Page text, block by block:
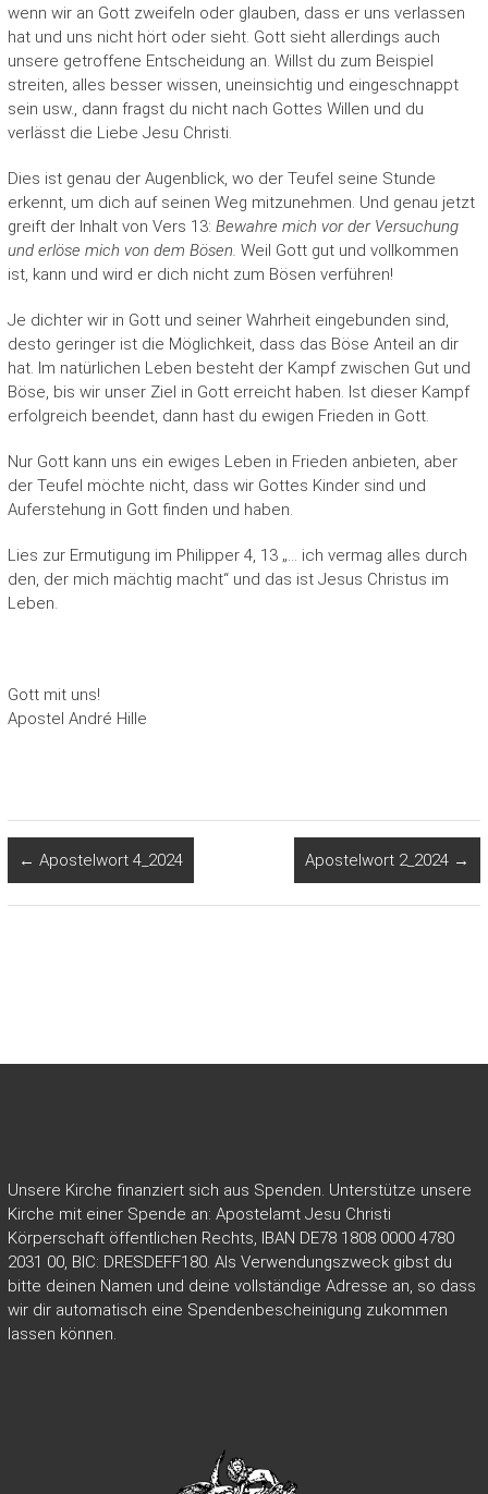
wenn wir an Gott zweifeln oder glauben, dass er uns verlassen
hat und uns nicht hört oder sieht. Gott sieht allerdings auch
unsere getroffene Entscheidung an. Willst du zum Beispiel
streiten, alles besser wissen, uneinsichtig und eingeschnappt
sein usw., dann fragst du nicht nach Gottes Willen und du
verlässt die Liebe Jesu Christi.
Dies ist genau der Augenblick, wo der Teufel seine Stunde
erkennt, um dich auf seinen Weg mitzunehmen. Und genau jetzt
greift der Inhalt von Vers 13: Bewahre mich vor der Versuchung
und erlöse mich von dem Bösen. Weil Gott gut und vollkommen
ist, kann und wird er dich nicht zum Bösen verführen!
Je dichter wir in Gott und seiner Wahrheit eingebunden sind,
desto geringer ist die Möglichkeit, dass das Böse Anteil an dir
hat. Im natürlichen Leben besteht der Kampf zwischen Gut und
Böse, bis wir unser Ziel in Gott erreicht haben. Ist dieser Kampf
erfolgreich beendet, dann hast du ewigen Frieden in Gott.
Nur Gott kann uns ein ewiges Leben in Frieden anbieten, aber
der Teufel möchte nicht, dass wir Gottes Kinder sind und
Auferstehung in Gott finden und haben.
Lies zur Ermutigung im Philipper 4, 13 „… ich vermag alles durch
den, der mich mächtig macht“ und das ist Jesus Christus im
Leben.
Gott mit uns!
Apostel André Hille
← Apostelwort 4_2024 Apostelwort 2_2024 →
Unsere Kirche finanziert sich aus Spenden. Unterstütze unsere
Kirche mit einer Spende an: Apostelamt Jesu Christi
Körperschaft öffentlichen Rechts, IBAN DE78 1808 0000 4780
2031 00, BIC: DRESDEFF180. Als Verwendungszweck gibst du
bitte deinen Namen und deine vollständige Adresse an, so dass
wir dir automatisch eine Spendenbescheinigung zukommen
lassen können.